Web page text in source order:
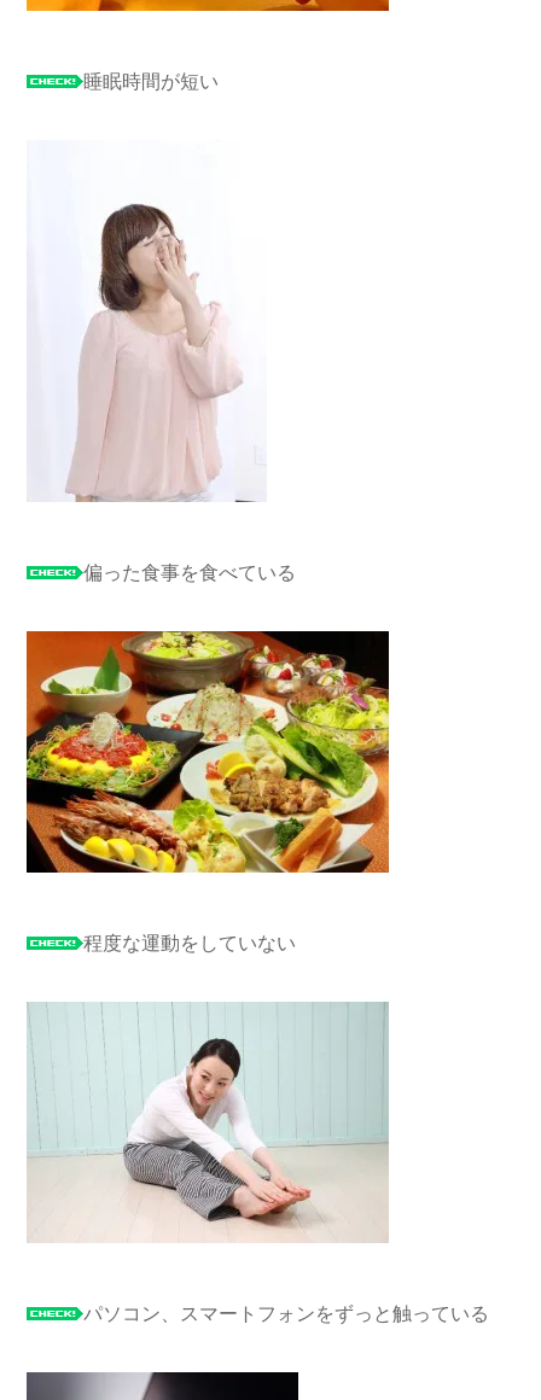
睡眠時間が短い
偏った食事を食べている
程度な運動をしていない
パソコン、スマートフォンをずっと触っている